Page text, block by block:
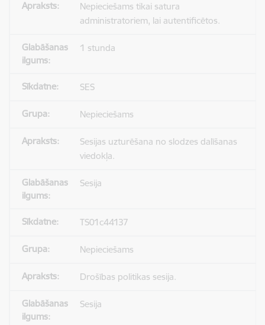
Nepieciešams tikai satura
administratoriem, lai autentificētos.
1 stunda
SES
Nepieciešams
Sesijas uzturēšana no slodzes dalīšanas
viedokļa.
Sesija
TS01c44137
Nepieciešams
Drošības politikas sesija.
Sesija